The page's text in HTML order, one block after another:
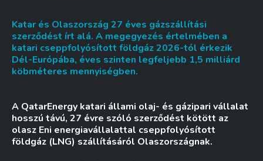
Katar és Olaszország 27 éves gázszállítási
szerződést írt alá. A megegyezés értelmében a
katari cseppfolyósított földgáz 2026-tól érkezik
Dél-Európába, éves szinten legfeljebb 1,5 milliárd
köbméteres mennyiségben.
A QatarEnergy katari állami olaj- és gázipari vállalat
hosszú távú, 27 évre szóló szerződést kötött az
olasz Eni energiavállalattal cseppfolyósított
földgáz (LNG) szállításáról Olaszországnak.